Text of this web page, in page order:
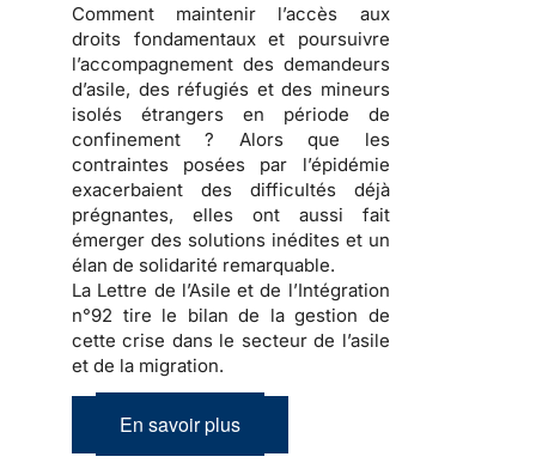
Comment maintenir l’accès aux
droits fondamentaux et poursuivre
l’accompagnement des demandeurs
d’asile, des réfugiés et des mineurs
isolés étrangers en période de
confinement ? Alors que les
contraintes posées par l’épidémie
exacerbaient des difficultés déjà
prégnantes, elles ont aussi fait
émerger des solutions inédites et un
élan de solidarité remarquable.
La Lettre de l’Asile et de l’Intégration
n°92 tire le bilan de la gestion de
cette crise dans le secteur de l’asile
et de la migration.
En savoir plus